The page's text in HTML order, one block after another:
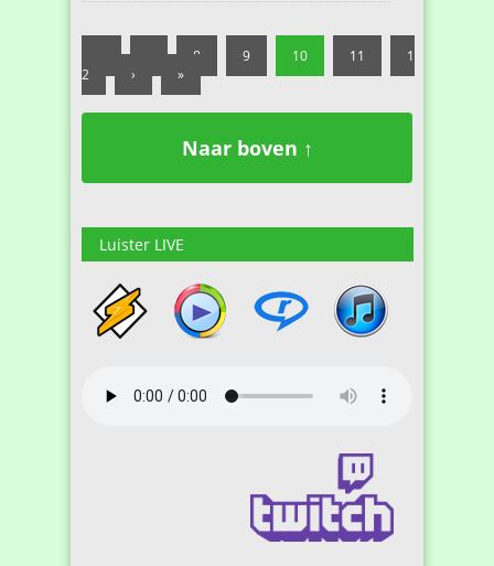
8 9 10 11
1
2
› »
Naar boven ↑
Luister LIVE